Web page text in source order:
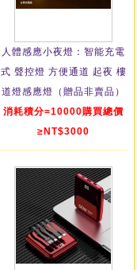
人體感應小夜燈：智能充電
式 聲控燈 方便通道 起夜 樓
道燈感應燈（贈品非賣品）
消耗積分=10000購買總價
≥NT$3000